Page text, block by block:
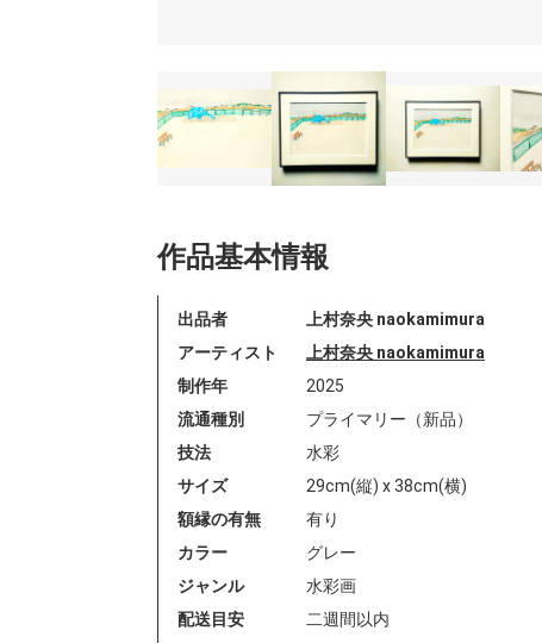
作品基本情報
出品者
上村奈央 naokamimura
アーティスト
上村奈央 naokamimura
制作年
2025
流通種別
プライマリー（新品）
技法
水彩
サイズ
29cm(縦) x 38cm(横)
額縁の有無
有り
カラー
グレー
ジャンル
水彩画
配送目安
二週間以内